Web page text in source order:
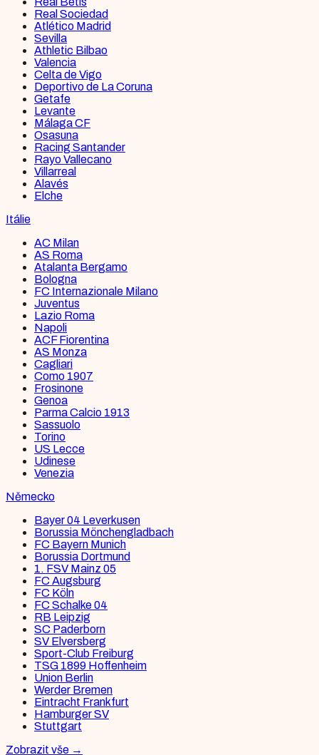
Real Sociedad
Atlético Madrid
Sevilla
Athletic Bilbao
Valencia
Celta de Vigo
Deportivo de La Coruna
Getafe
Levante
Málaga CF
Osasuna
Racing Santander
Rayo Vallecano
Villarreal
Alavés
Elche
Itálie
AC Milan
AS Roma
Atalanta Bergamo
Bologna
FC Internazionale Milano
Juventus
Lazio Roma
Napoli
ACF Fiorentina
AS Monza
Cagliari
Como 1907
Frosinone
Genoa
Parma Calcio 1913
Sassuolo
Torino
US Lecce
Udinese
Venezia
Německo
Bayer 04 Leverkusen
Borussia Mönchengladbach
FC Bayern Munich
Borussia Dortmund
1. FSV Mainz 05
FC Augsburg
FC Köln
FC Schalke 04
RB Leipzig
SC Paderborn
SV Elversberg
Sport-Club Freiburg
TSG 1899 Hoffenheim
Union Berlin
Werder Bremen
Eintracht Frankfurt
Hamburger SV
Stuttgart
Zobrazit vše →